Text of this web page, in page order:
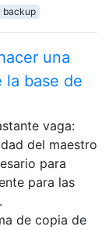
backup
una
la base de
vaga:
del maestro
para
para las
de copia de